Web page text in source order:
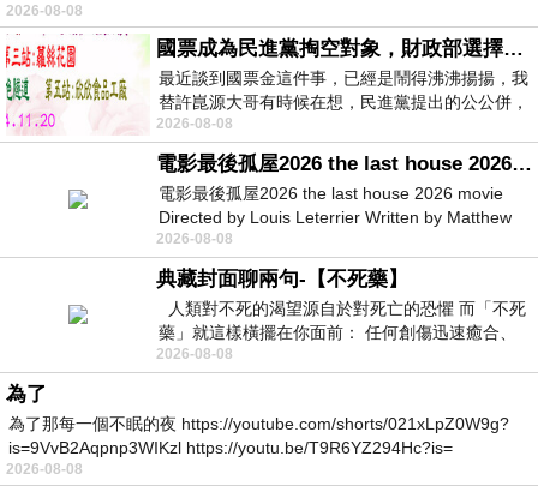
2026-08-08
國票成為民進黨掏空對象，財政部選擇性失憶
最近談到國票金這件事，已經是鬧得沸沸揚揚，我
替許崑源大哥有時候在想，民進黨提出的公公併，
其實就是想要國庫通黨庫，鬧出最大的醜
2026-08-08
電影最後孤屋2026 the last house 2026 movie
電影最後孤屋2026 the last house 2026 movie
Directed by Louis Leterrier Written by Matthew
Robinson Starring Greta Lee Wa
2026-08-08
典藏封面聊兩句-【不死藥】
人類對不死的渴望源自於對死亡的恐懼 而「不死
藥」就這樣橫擺在你面前： 任何創傷迅速癒合、
停止衰老、痛覺消失…堪
2026-08-08
為了
為了那每一個不眠的夜 https://youtube.com/shorts/021xLpZ0W9g?
is=9VvB2Aqpnp3WIKzl https://youtu.be/T9R6YZ294Hc?is=
2026-08-08